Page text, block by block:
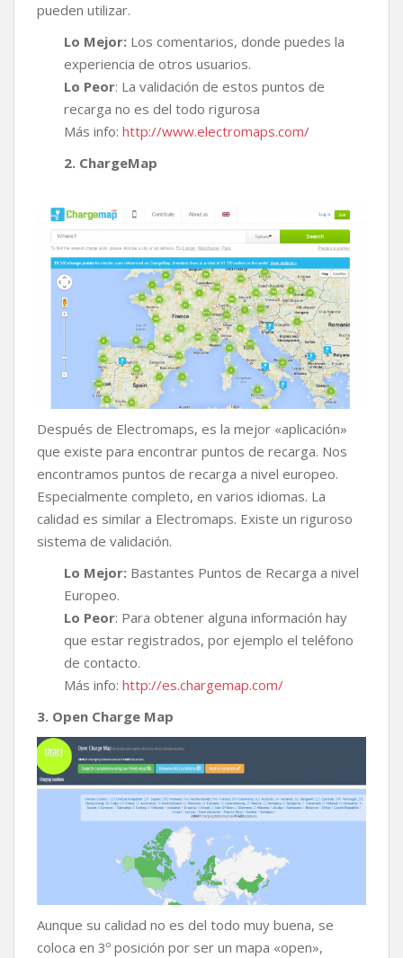
pueden utilizar.
Lo Mejor: Los comentarios, donde puedes la
experiencia de otros usuarios.
Lo Peor: La validación de estos puntos de
recarga no es del todo rigurosa
Más info: http://www.electromaps.com/
2. ChargeMap
Después de Electromaps, es la mejor «aplicación»
que existe para encontrar puntos de recarga. Nos
encontramos puntos de recarga a nivel europeo.
Especialmente completo, en varios idiomas. La
calidad es similar a Electromaps. Existe un riguroso
sistema de validación.
Lo Mejor: Bastantes Puntos de Recarga a nivel
Europeo.
Lo Peor: Para obtener alguna información hay
que estar registrados, por ejemplo el teléfono
de contacto.
Más info: http://es.chargemap.com/
3. Open Charge Map
Aunque su calidad no es del todo muy buena, se
coloca en 3º posición por ser un mapa «open»,